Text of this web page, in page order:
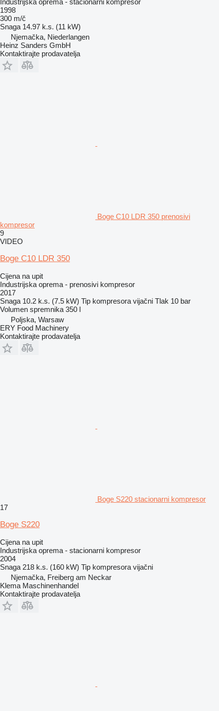
1998
300 m/č
Snaga 14.97 k.s. (11 kW)
Njemačka, Niederlangen
Heinz Sanders GmbH
Kontaktirajte prodavatelja
Boge C10 LDR 350 prenosivi
kompresor
9
VIDEO
Boge C10 LDR 350
Cijena na upit
Industrijska oprema - prenosivi kompresor
2017
Snaga 10.2 k.s. (7.5 kW) Tip kompresora vijačni Tlak 10 bar
Volumen spremnika 350 l
Poljska, Warsaw
ERY Food Machinery
Kontaktirajte prodavatelja
Boge S220 stacionarni kompresor
17
Boge S220
Cijena na upit
Industrijska oprema - stacionarni kompresor
2004
Snaga 218 k.s. (160 kW) Tip kompresora vijačni
Njemačka, Freiberg am Neckar
Klema Maschinenhandel
Kontaktirajte prodavatelja